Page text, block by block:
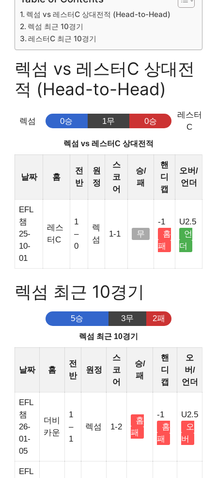
렉섬 vs 레스터C 상대전적 (Head-to-Head)
렉섬 최근 10경기
레스터C 최근 10경기
렉섬 vs 레스터C 상대전
적 (Head-to-Head)
렉섬 0승 1무 0승
레스터
C
렉섬 vs 레스터C 상대전적
날짜 홈
전
반
원
정
스
코
어
승/
패
핸
디
캡
오버/
언더
EFL
챔
25-
10-
01
레스
터C
1
–
0
렉
섬
1-1 무
-1
홈
패
U2.5
언
더
렉섬 최근 10경기
5승 3무 2패
렉섬 최근 10경기
날짜 홈
전
반
원정
스
코
어
승/
패
핸
디
캡
오
버/
언더
EFL
챔
26-
01-
05
더비
카운
1
–
1
렉섬 1-2
홈
패
-1
홈
패
U2.5
오
버
EFL